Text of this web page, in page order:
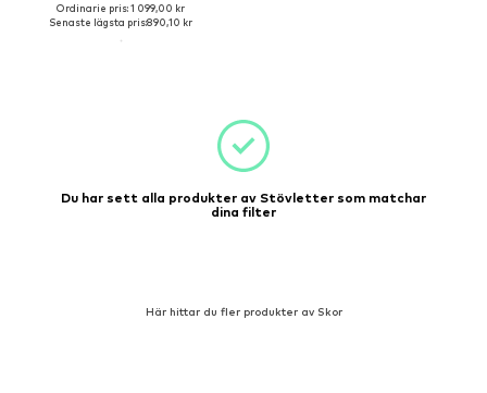
Ordinarie pris: 1 099,00 kr
Senaste lägsta pris:890,10 kr
Du har sett alla produkter av Stövletter som matchar
dina filter
Här hittar du fler produkter av Skor